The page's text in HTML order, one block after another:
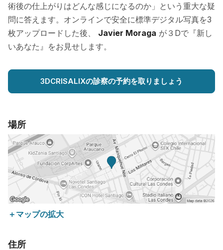
術後の仕上がりはどんな感じになるのか」という重大な疑
問に答えます。オンラインで安全に標準デジタル写真を3
枚アップロードした後、 Javier Moraga が３Dで『新し
いあなた』をお見せします。
3DCRISALIXの診察の予約を取りましょう
場所
＋マップの拡大
住所